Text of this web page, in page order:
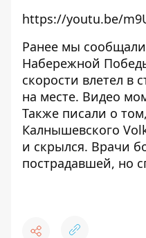
https://youtu.be/
Ранее мы
Набережной
скорости влетел в
на месте. Видео
Также писали о
Калнышевского
и скрылся. Врачи
пострадавшей, но